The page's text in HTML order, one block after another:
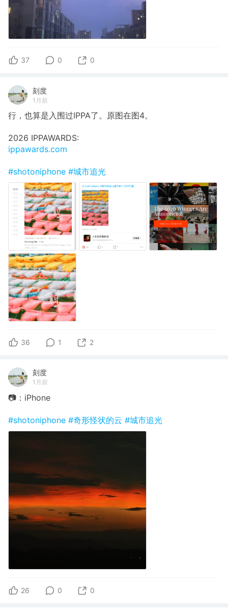
37 0 0
刻度
1月前
行，也算是入围过IPPA了。原图在图4。
2026 IPPAWARDS:
ippawards.com
#shotoniphone #城市追光
36 1 2
刻度
1月前
📷：iPhone
#shotoniphone #奇形怪状的云 #城市追光
26 0 0